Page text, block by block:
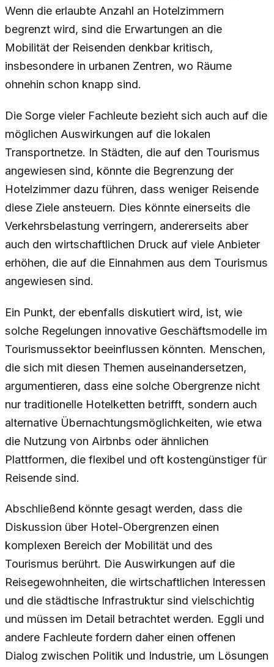
Wenn die erlaubte Anzahl an Hotelzimmern
begrenzt wird, sind die Erwartungen an die
Mobilität der Reisenden denkbar kritisch,
insbesondere in urbanen Zentren, wo Räume
ohnehin schon knapp sind.
Die Sorge vieler Fachleute bezieht sich auch auf die
möglichen Auswirkungen auf die lokalen
Transportnetze. In Städten, die auf den Tourismus
angewiesen sind, könnte die Begrenzung der
Hotelzimmer dazu führen, dass weniger Reisende
diese Ziele ansteuern. Dies könnte einerseits die
Verkehrsbelastung verringern, andererseits aber
auch den wirtschaftlichen Druck auf viele Anbieter
erhöhen, die auf die Einnahmen aus dem Tourismus
angewiesen sind.
Ein Punkt, der ebenfalls diskutiert wird, ist, wie
solche Regelungen innovative Geschäftsmodelle im
Tourismussektor beeinflussen könnten. Menschen,
die sich mit diesen Themen auseinandersetzen,
argumentieren, dass eine solche Obergrenze nicht
nur traditionelle Hotelketten betrifft, sondern auch
alternative Übernachtungsmöglichkeiten, wie etwa
die Nutzung von Airbnbs oder ähnlichen
Plattformen, die flexibel und oft kostengünstiger für
Reisende sind.
Abschließend könnte gesagt werden, dass die
Diskussion über Hotel-Obergrenzen einen
komplexen Bereich der Mobilität und des
Tourismus berührt. Die Auswirkungen auf die
Reisegewohnheiten, die wirtschaftlichen Interessen
und die städtische Infrastruktur sind vielschichtig
und müssen im Detail betrachtet werden. Eggli und
andere Fachleute fordern daher einen offenen
Dialog zwischen Politik und Industrie, um Lösungen